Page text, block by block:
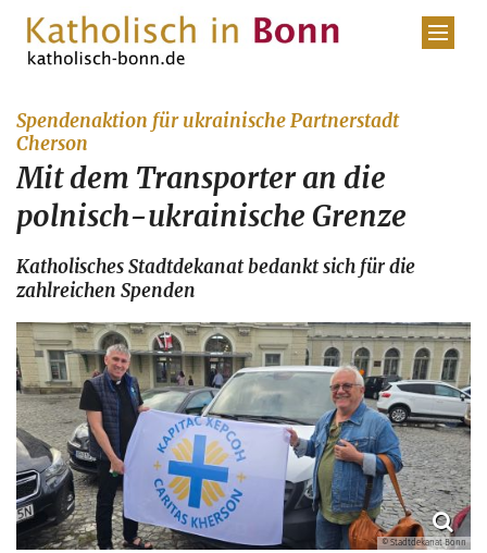
Zum Inhalt springen
Spendenaktion für ukrainische Partnerstadt
Cherson
Mit dem Transporter an die
polnisch-ukrainische Grenze
Katholisches Stadtdekanat bedankt sich für die
zahlreichen Spenden
© Stadtdekanat Bonn